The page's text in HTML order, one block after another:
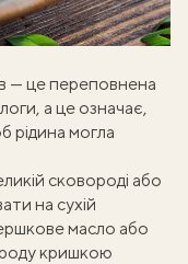
— це переповнена
а це означає,
рідина могла
сковороді або
на сухій
масло або
кришкою